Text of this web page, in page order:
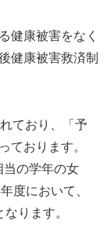
健康被害をなく
健康被害救済制
ており、「予
ております。
当の学年の女
度において、
ります。